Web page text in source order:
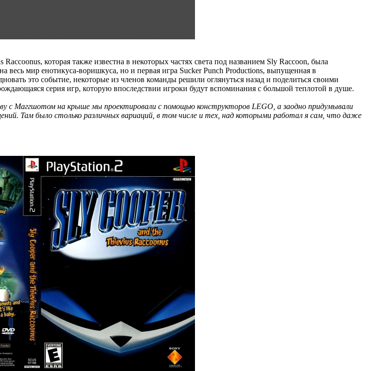
которая также известна в некоторых частях света под названием Sly Raccoon, была
весь мир енотикуса-воришкуса, но и первая игра Sucker Punch Productions, выпущенная в
это событие, некоторые из членов команды решили оглянуться назад и поделиться своими
серия игр, которую впоследствии игроки будут вспоминания с большой теплотой в душе.
с Маггшотом на крыше мы проектировали с помощью конструкторов LEGO, а заодно придумывали
Там было столько различных вариаций, в том числе и тех, над которыми работал я сам, что даже